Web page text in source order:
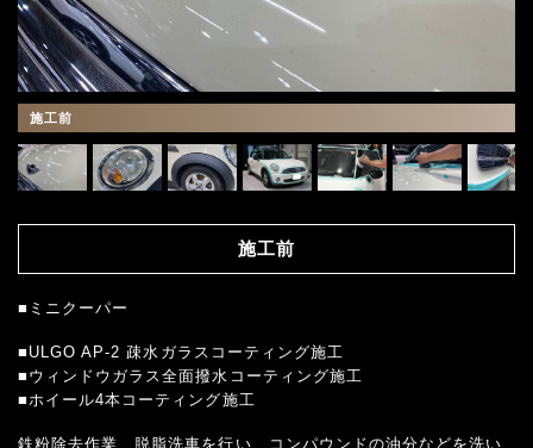
施工前
施工前
■ミニクーパー
■ULGO AP-2 疎水ガラスコーティング施工
■ウィンドウガラス全面撥水コーティング施工
■ホイール4本コーティング施工
鉄粉除去作業、脱脂洗車を行い、コンパウンドの油分などを洗い